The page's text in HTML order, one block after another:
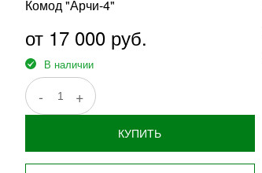
Комод "Арчи-4"
от 17 000 руб.
В наличии
- +
КУПИТЬ